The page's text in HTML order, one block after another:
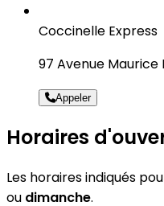
Coccinelle Express
97 Avenue Maurice
Appeler
Horaires
Les horaires indiqués
ou dimanche.